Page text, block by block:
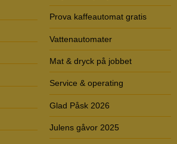
Prova kaffeautomat gratis
Vattenautomater
Mat & dryck på jobbet
Service & operating
Glad Påsk 2026
Julens gåvor 2025